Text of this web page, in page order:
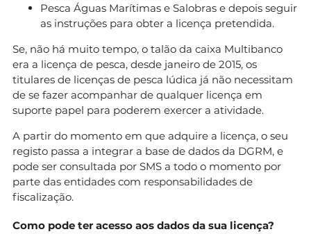
Pesca Águas Marítimas e Salobras e depois seguir
as instruções para obter a licença pretendida.
Se, não há muito tempo, o talão da caixa Multibanco
era a licença de pesca, desde janeiro de 2015, os
titulares de licenças de pesca lúdica já não necessitam
de se fazer acompanhar de qualquer licença em
suporte papel para poderem exercer a atividade.
A partir do momento em que adquire a licença, o seu
registo passa a integrar a base de dados da DGRM, e
pode ser consultada por SMS a todo o momento por
parte das entidades com responsabilidades de
fiscalização.
Como pode ter acesso aos dados da sua licença?